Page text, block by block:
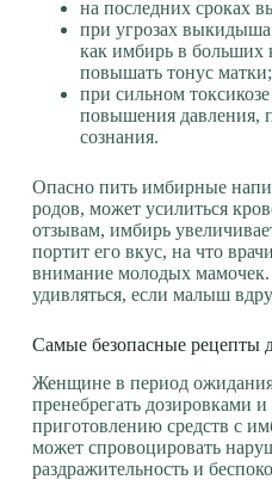
на последних сроках
при угрозах
как имбирь в больших
повышать тонус матки;
при сильном
повышения давления,
сознания.
Опасно пить имбирные
родов, может усилиться
отзывам, имбирь
портит его вкус, на что
внимание молодых
удивляться, если малыш
Самые безопасные рецепты
Женщине в период ожидания
пренебрегать дозировками
приготовлению средств с
может спровоцировать
раздражительность и